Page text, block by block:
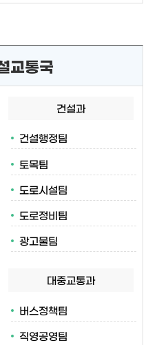
교통국
건설과
건설행정팀
토목팀
도로시설팀
도로정비팀
광고물팀
대중교통과
버스정책팀
직영공영팀